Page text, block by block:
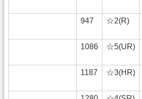
947
☆2(R)
1086
☆5(UR)
1187
☆3(HR)